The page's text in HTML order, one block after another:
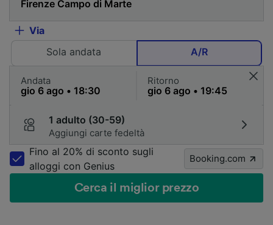
Via
Sola andata
A/R
Andata Ritorno
1 adulto (30-59)
Aggiungi carte fedeltà
Fino al 20% di sconto sugli
alloggi con Genius
Booking.com
Cerca il miglior prezzo